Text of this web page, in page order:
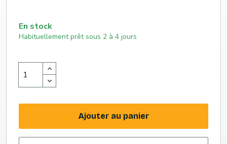
En stock
Habituellement prêt sous 2 à 4 jours
Ajouter au panier